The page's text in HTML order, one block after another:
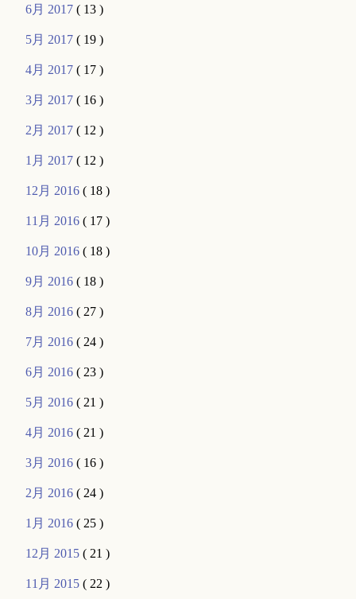
6月 2017( 13 )
5月 2017( 19 )
4月 2017( 17 )
3月 2017( 16 )
2月 2017( 12 )
1月 2017( 12 )
12月 2016( 18 )
11月 2016( 17 )
10月 2016( 18 )
9月 2016( 18 )
8月 2016( 27 )
7月 2016( 24 )
6月 2016( 23 )
5月 2016( 21 )
4月 2016( 21 )
3月 2016( 16 )
2月 2016( 24 )
1月 2016( 25 )
12月 2015( 21 )
11月 2015( 22 )